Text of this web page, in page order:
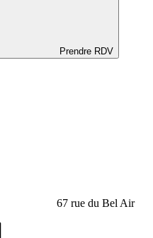
Prendre RDV
67 rue du Bel Air